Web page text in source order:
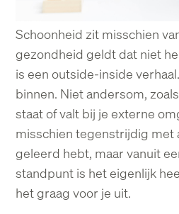
Schoonheid zit misschien
gezondheid geldt dat niet
is een outside-inside
binnen. Niet andersom,
staat of valt bij je externe
misschien tegenstrijdig met
geleerd hebt, maar vanuit
standpunt is het eigenlijk
het graag voor je uit.